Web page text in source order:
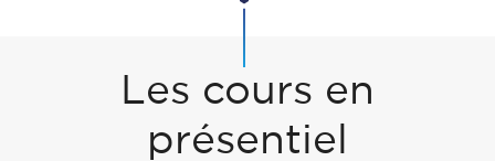
Les cours en
présentiel